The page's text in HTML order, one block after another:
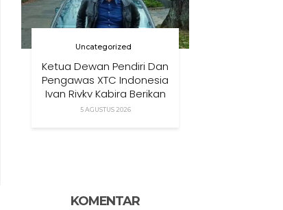
Uncategorized
Ketua Dewan Pendiri Dan
Pengawas XTC Indonesia
Ivan Rivky Kabira Berikan
Peryataan Sikap Terkait
5 AGUSTUS 2026
KOMENTAR